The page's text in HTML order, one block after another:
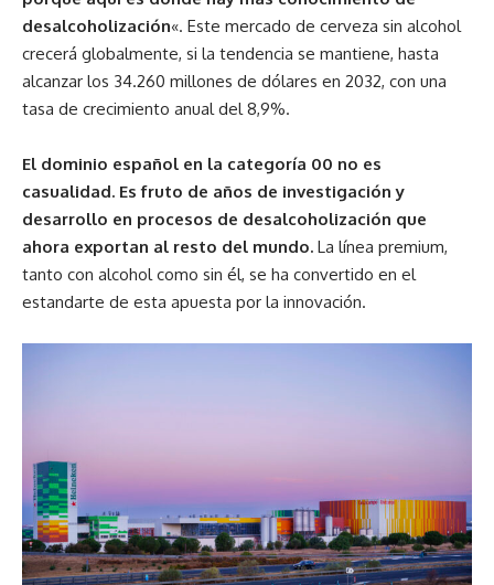
desalcoholización«. Este mercado de cerveza sin alcohol
crecerá globalmente, si la tendencia se mantiene, hasta
alcanzar los 34.260 millones de dólares en 2032, con una
tasa de crecimiento anual del 8,9%.
El dominio español en la categoría 00 no es
casualidad. Es fruto de años de investigación y
desarrollo en procesos de desalcoholización que
ahora exportan al resto del mundo. La línea premium,
tanto con alcohol como sin él, se ha convertido en el
estandarte de esta apuesta por la innovación.